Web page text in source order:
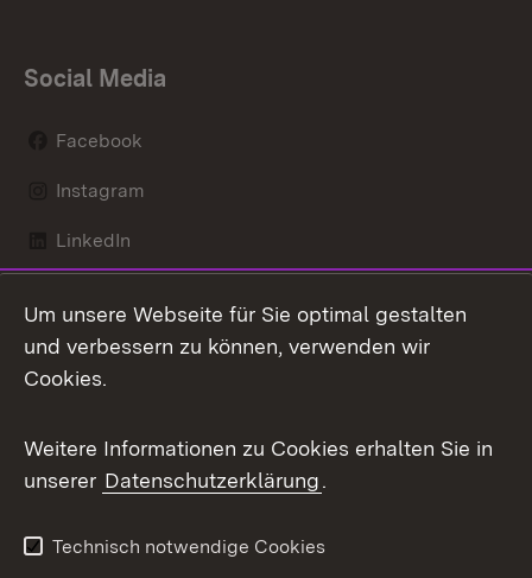
Social Media
Facebook
Instagram
LinkedIn
X / Twitter
Youtube
Kontakt
Datenschutz
Barrierefreiheit
Um unsere Webseite für Sie optimal gestalten
und verbessern zu können, verwenden wir
Cookies.
Weitere Informationen zu Cookies erhalten Sie in
unserer Datenschutzerklärung.
Technisch notwendige Cookies